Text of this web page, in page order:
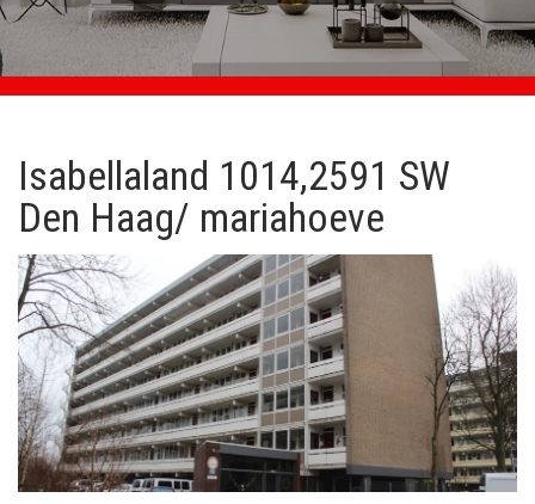
Isabellaland 1014,2591 SW
Den Haag/ mariahoeve